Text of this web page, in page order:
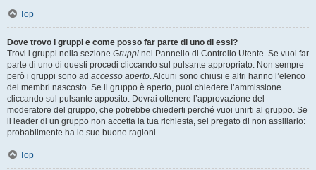
Top
Dove trovo i gruppi e come posso far parte di uno di essi?
Trovi i gruppi nella sezione Gruppi nel Pannello di Controllo Utente. Se vuoi far
parte di uno di questi procedi cliccando sul pulsante appropriato. Non sempre
però i gruppi sono ad accesso aperto. Alcuni sono chiusi e altri hanno l’elenco
dei membri nascosto. Se il gruppo è aperto, puoi chiedere l’ammissione
cliccando sul pulsante apposito. Dovrai ottenere l’approvazione del
moderatore del gruppo, che potrebbe chiederti perché vuoi unirti al gruppo. Se
il leader di un gruppo non accetta la tua richiesta, sei pregato di non assillarlo:
probabilmente ha le sue buone ragioni.
Top